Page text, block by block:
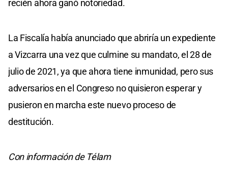
recién ahora ganó notoriedad.
La Fiscalía había anunciado que abriría un expediente
a Vizcarra una vez que culmine su mandato, el 28 de
julio de 2021, ya que ahora tiene inmunidad, pero sus
adversarios en el Congreso no quisieron esperar y
pusieron en marcha este nuevo proceso de
destitución.
Con información de Télam